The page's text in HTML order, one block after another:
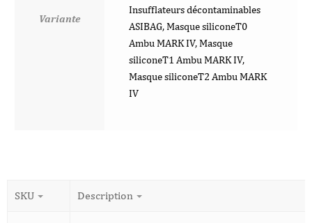
Variante
Insufflateurs décontaminables
ASIBAG, Masque siliconeT0
Ambu MARK IV, Masque
siliconeT1 Ambu MARK IV,
Masque siliconeT2 Ambu MARK
IV
SKU Description